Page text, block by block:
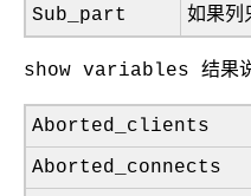
Sub_part
如果列
show variables 结果说
Aborted_clients
Aborted_connects